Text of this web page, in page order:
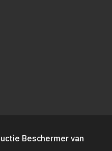
Beschermer van